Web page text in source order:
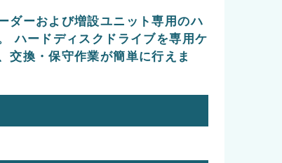
ダーおよび増設ユニット専用のハ
ハードディスクドライブを専用ケ
交換・保守作業が簡単に行えま